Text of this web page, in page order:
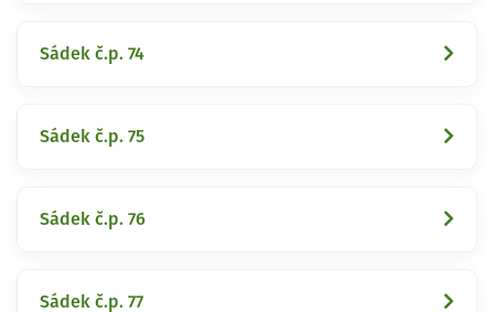
Sádek č.p. 74
Sádek č.p. 75
Sádek č.p. 76
Sádek č.p. 77